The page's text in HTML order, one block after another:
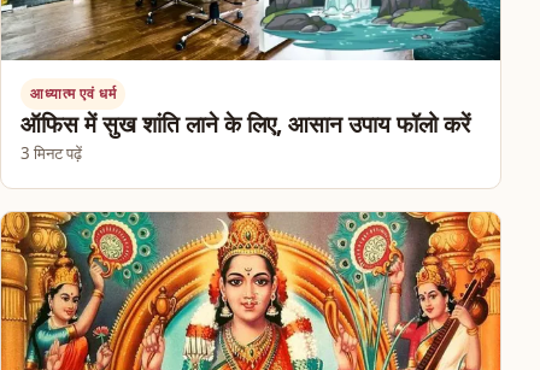
आध्यात्म एवं धर्म
ऑफिस में सुख शांति लाने के लिए, आसान उपाय फॉलो करें
3 मिनट पढ़ें